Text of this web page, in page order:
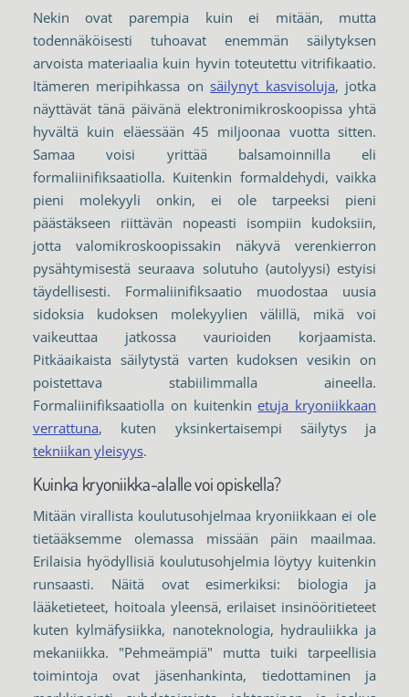
Nekin ovat parempia kuin ei mitään, mutta
todennäköisesti tuhoavat enemmän säilytyksen
arvoista materiaalia kuin hyvin toteutettu vitrifikaatio.
Itämeren meripihkassa onsäilynyt kasvisoluja, jotka
näyttävät tänä päivänä elektronimikroskoopissa yhtä
hyvältä kuin eläessään 45 miljoonaa vuotta sitten.
Samaa voisi yrittää balsamoinnilla eli
formaliinifiksaatiolla. Kuitenkin formaldehydi, vaikka
pieni molekyyli onkin, ei ole tarpeeksi pieni
päästäkseen riittävän nopeasti isompiin kudoksiin,
jotta valomikroskoopissakin näkyvä verenkierron
pysähtymisestä seuraava solutuho (autolyysi) estyisi
täydellisesti. Formaliinifiksaatio muodostaa uusia
sidoksia kudoksen molekyylien välillä, mikä voi
vaikeuttaa jatkossa vaurioiden korjaamista.
Pitkäaikaista säilytystä varten kudoksen vesikin on
poistettava stabiilimmalla aineella.
Formaliinifiksaatiolla on kuitenkin etuja kryoniikkaan
verrattuna, kuten yksinkertaisempi säilytys ja
tekniikan yleisyys.
Kuinka kryoniikka-alalle voi opiskella?
Mitään virallista koulutusohjelmaa kryoniikkaan ei ole
tietääksemme olemassa missään päin maailmaa.
Erilaisia hyödyllisiä koulutusohjelmia löytyy kuitenkin
runsaasti. Näitä ovat esimerkiksi: biologia ja
lääketieteet, hoitoala yleensä, erilaiset insinööritieteet
kuten kylmäfysiikka, nanoteknologia, hydrauliikka ja
mekaniikka. "Pehmeämpiä" mutta tuiki tarpeellisia
toimintoja ovat jäsenhankinta, tiedottaminen ja